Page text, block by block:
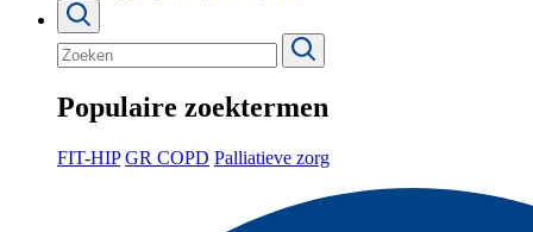
Populaire zoektermen
FIT-HIP GR COPD Palliatieve zorg